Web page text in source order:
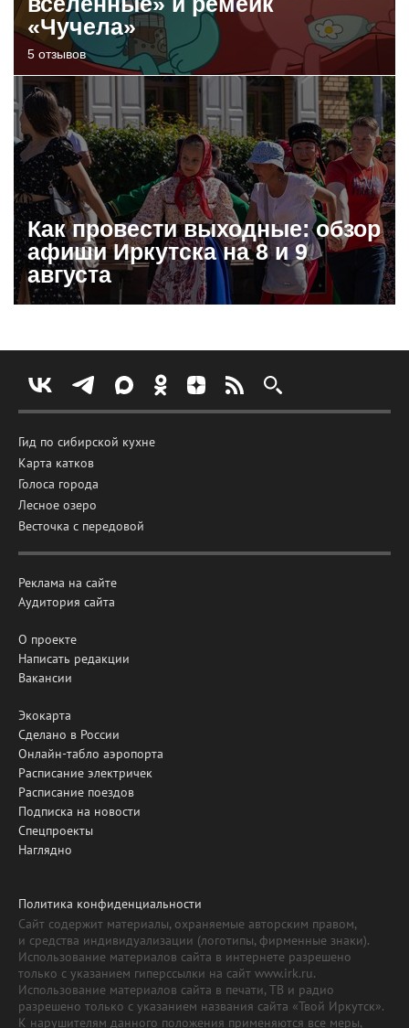
«Чучела»
5 отзывов
Как провести выходные: обзор
афиши Иркутска на 8 и 9
августа
Гид по сибирской кухне
Карта катков
Голоса города
Лесное озеро
Весточка с передовой
Реклама на сайте
Аудитория сайта
О проекте
Написать редакции
Вакансии
Экокарта
Сделано в России
Онлайн-табло аэропорта
Расписание электричек
Расписание поездов
Подписка на новости
Спецпроекты
Наглядно
Политика конфиденциальности
Сайт содержит материалы, охраняемые авторским правом,
и средства индивидуализации (логотипы, фирменные знаки).
Использование материалов сайта в интернете разрешено
только с указанием гиперссылки на сайт www.irk.ru.
Использование материалов сайта в печати, ТВ и радио
разрешено только с указанием названия сайта «Твой Иркутск».
К нарушителям данного положения применяются все меры,